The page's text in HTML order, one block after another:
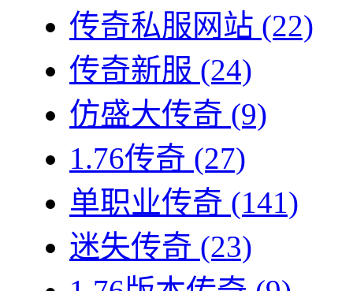
传奇私服网站 (22)
传奇新服 (24)
仿盛大传奇 (9)
1.76传奇 (27)
单职业传奇 (141)
迷失传奇 (23)